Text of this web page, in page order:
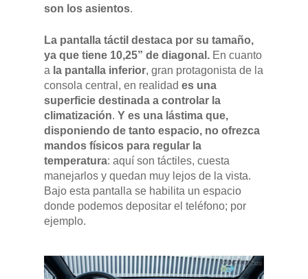
son los asientos.
La pantalla táctil destaca por su tamaño,
ya que tiene 10,25” de diagonal. En cuanto
a la pantalla inferior, gran protagonista de la
consola central, en realidad es una
superficie destinada a controlar la
climatización. Y es una lástima que,
disponiendo de tanto espacio, no ofrezca
mandos físicos para regular la
temperatura: aquí son táctiles, cuesta
manejarlos y quedan muy lejos de la vista.
Bajo esta pantalla se habilita un espacio
donde podemos depositar el teléfono; por
ejemplo.